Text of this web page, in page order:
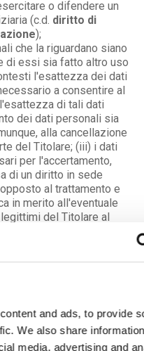
and ads, to provide
We also share
media, advertising and
o difendere un
(c.d. diritto di
);
che la riguardano siano
di essi sia fatto altro uso
l'esattezza dei dati
a consentire al
di tali dati
dei dati personali sia
alla cancellazione
del Titolare; (iii) i dati
per l'accertamento,
di un diritto in sede
al trattamento e
in merito all'eventuale
del Titolare al
qualsiasi momento al
ove l’utente vi abbia
comune, leggibile da
interoperabile, i dati
qualora essi siano